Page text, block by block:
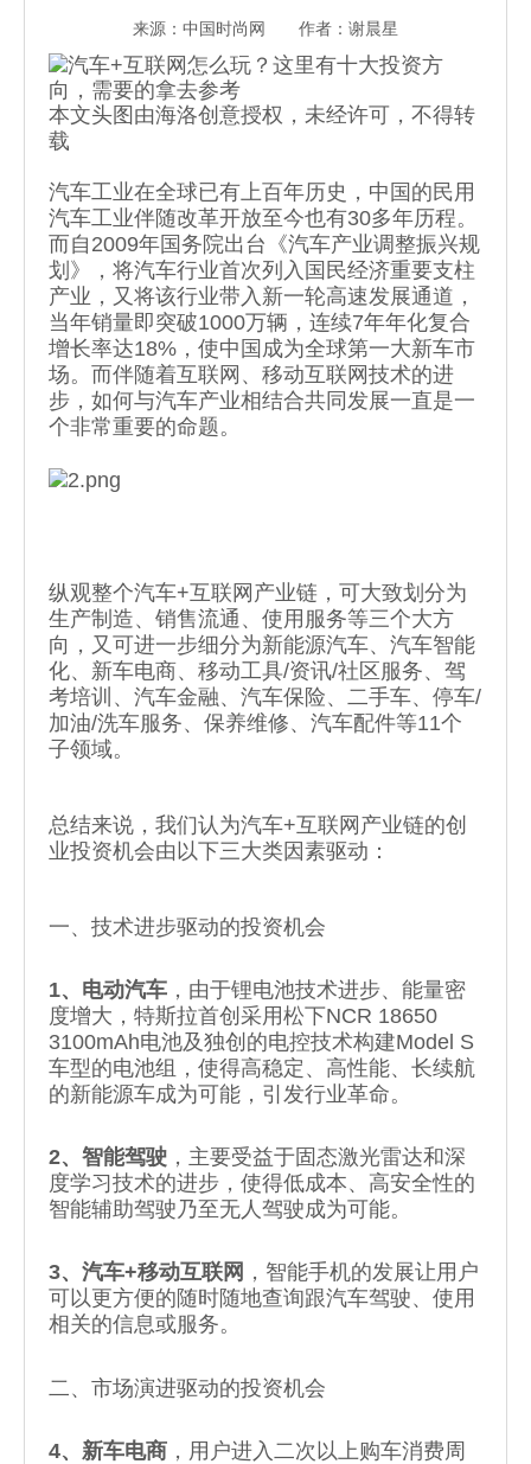
来源：中国时尚网 作者：谢晨星
本文头图由海洛创意授权，未经许可，不得转
载
汽车工业在全球已有上百年历史，中国的民用
汽车工业伴随改革开放至今也有30多年历程。
而自2009年国务院出台《汽车产业调整振兴规
划》，将汽车行业首次列入国民经济重要支柱
产业，又将该行业带入新一轮高速发展通道，
当年销量即突破1000万辆，连续7年年化复合
增长率达18%，使中国成为全球第一大新车市
场。而伴随着互联网、移动互联网技术的进
步，如何与汽车产业相结合共同发展一直是一
个非常重要的命题。
纵观整个汽车+互联网产业链，可大致划分为
生产制造、销售流通、使用服务等三个大方
向，又可进一步细分为新能源汽车、汽车智能
化、新车电商、移动工具/资讯/社区服务、驾
考培训、汽车金融、汽车保险、二手车、停车/
加油/洗车服务、保养维修、汽车配件等11个
子领域。
总结来说，我们认为汽车+互联网产业链的创
业投资机会由以下三大类因素驱动：
一、技术进步驱动的投资机会
1、电动汽车 ，由于锂电池技术进步、能量密
度增大，特斯拉首创采用松下NCR 18650
3100mAh电池及独创的电控技术构建Model S
车型的电池组，使得高稳定、高性能、长续航
的新能源车成为可能，引发行业革命。
2、智能驾驶 ，主要受益于固态激光雷达和深
度学习技术的进步，使得低成本、高安全性的
智能辅助驾驶乃至无人驾驶成为可能。
3、汽车+移动互联网 ，智能手机的发展让用户
可以更方便的随时随地查询跟汽车驾驶、使用
相关的信息或服务。
二、市场演进驱动的投资机会
4、新车电商 ，用户进入二次以上购车消费周